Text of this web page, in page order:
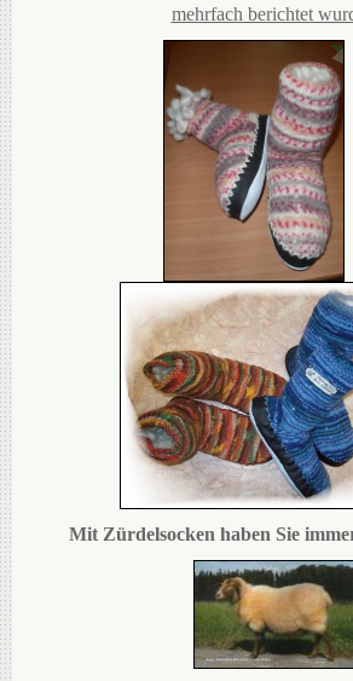
mehrfach berichtet
Mit Zürdelsocken haben Sie